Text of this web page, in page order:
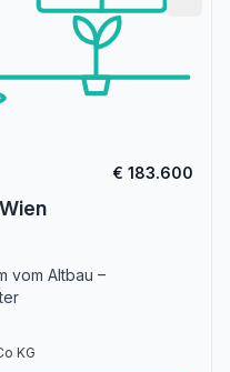
€ 183.600
vom Altbau –
KG